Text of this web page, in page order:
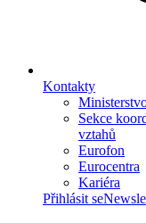
Kontakty
Sekce
vztahů
Eurofon
Eurocentra
Kariéra
Přihlásit se